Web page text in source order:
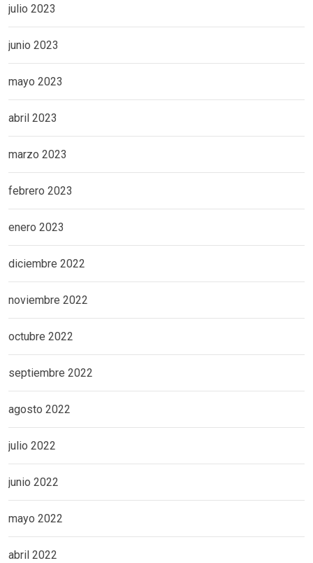
julio 2023
junio 2023
mayo 2023
abril 2023
marzo 2023
febrero 2023
enero 2023
diciembre 2022
noviembre 2022
octubre 2022
septiembre 2022
agosto 2022
julio 2022
junio 2022
mayo 2022
abril 2022